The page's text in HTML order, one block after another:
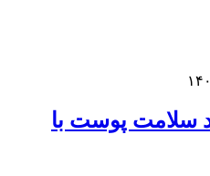
۱۱
سلامت پوست با